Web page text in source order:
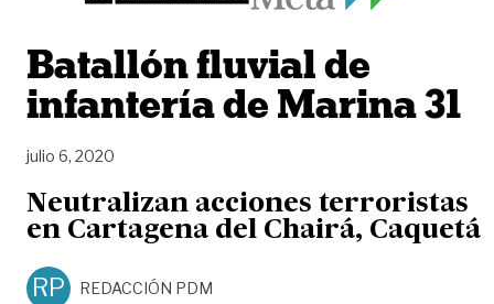
Batallón fluvial de
infantería de Marina 31
julio 6, 2020
Neutralizan acciones terroristas
en Cartagena del Chairá, Caquetá
RP REDACCIÓN PDM